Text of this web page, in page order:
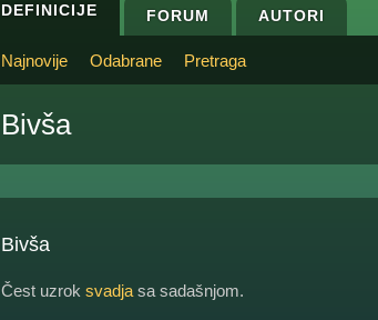
DEFINICIJE FORUM AUTORI
Najnovije Odabrane Pretraga
Bivša
Bivša
Čest uzrok svadja sa sadašnjom.